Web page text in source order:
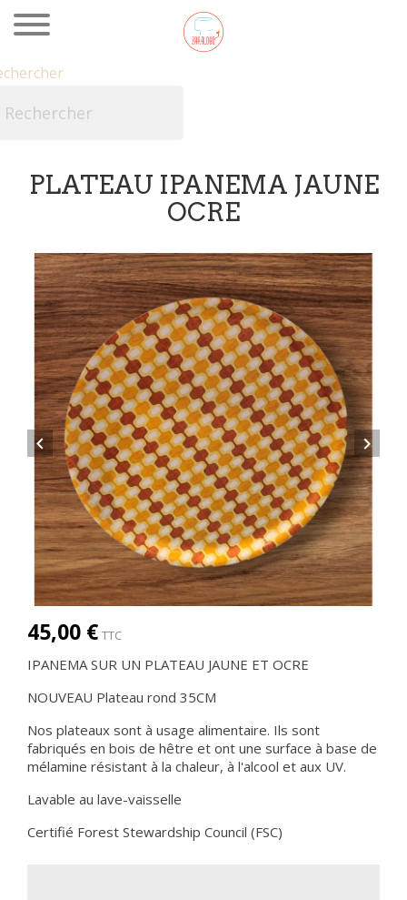
PLATEAU IPANEMA JAUNE
OCRE
 
45,00 € TTC
IPANEMA SUR UN PLATEAU JAUNE ET OCRE
NOUVEAU Plateau rond 35CM
Nos plateaux sont à usage alimentaire. Ils sont
fabriqués en bois de hêtre et ont une surface à base de
mélamine résistant à la chaleur, à l'alcool et aux UV.
Lavable au lave-vaisselle
Certifié Forest Stewardship Council (FSC)